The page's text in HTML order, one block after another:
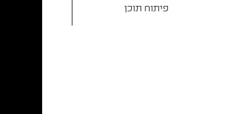
פיתוח תוכן